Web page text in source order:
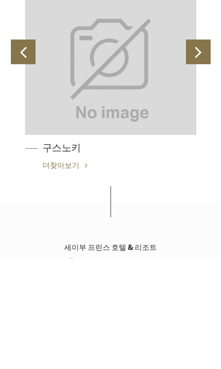
구스노키
더찾아보기
세이부 프린스 호텔 & 리조트